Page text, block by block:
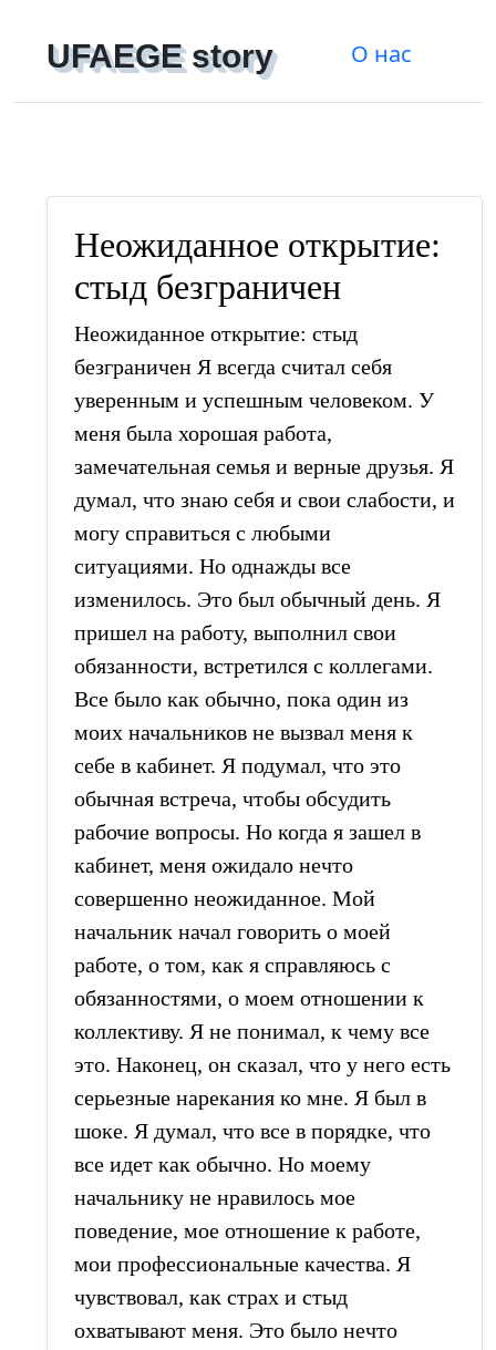
UFAEGE story О нас
Неожиданное открытие:
стыд безграничен
Неожиданное открытие: стыд
безграничен Я всегда считал себя
уверенным и успешным человеком. У
меня была хорошая работа,
замечательная семья и верные друзья. Я
думал, что знаю себя и свои слабости, и
могу справиться с любыми
ситуациями. Но однажды все
изменилось. Это был обычный день. Я
пришел на работу, выполнил свои
обязанности, встретился с коллегами.
Все было как обычно, пока один из
моих начальников не вызвал меня к
себе в кабинет. Я подумал, что это
обычная встреча, чтобы обсудить
рабочие вопросы. Но когда я зашел в
кабинет, меня ожидало нечто
совершенно неожиданное. Мой
начальник начал говорить о моей
работе, о том, как я справляюсь с
обязанностями, о моем отношении к
коллективу. Я не понимал, к чему все
это. Наконец, он сказал, что у него есть
серьезные нарекания ко мне. Я был в
шоке. Я думал, что все в порядке, что
все идет как обычно. Но моему
начальнику не нравилось мое
поведение, мое отношение к работе,
мои профессиональные качества. Я
чувствовал, как страх и стыд
охватывают меня. Это было нечто